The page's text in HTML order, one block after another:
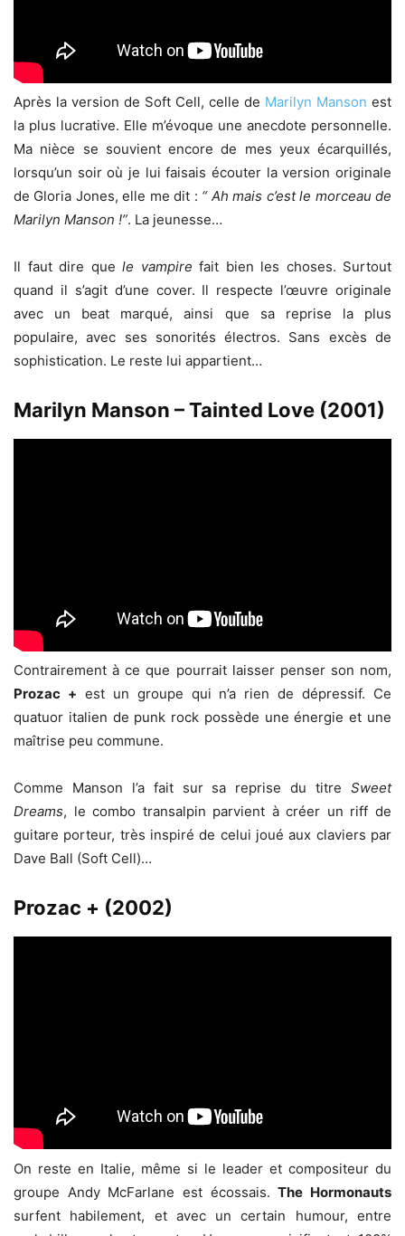
Après la version de Soft Cell, celle de Marilyn Manson est
la plus lucrative. Elle m’évoque une anecdote personnelle.
Ma nièce se souvient encore de mes yeux écarquillés,
lorsqu’un soir où je lui faisais écouter la version originale
de Gloria Jones, elle me dit : “ Ah mais c’est le morceau de
Marilyn Manson !”. La jeunesse…
Il faut dire que le vampire fait bien les choses. Surtout
quand il s’agit d’une cover. Il respecte l’œuvre originale
avec un beat marqué, ainsi que sa reprise la plus
populaire, avec ses sonorités électros. Sans excès de
sophistication. Le reste lui appartient…
Marilyn Manson – Tainted Love (2001)
Contrairement à ce que pourrait laisser penser son nom,
Prozac + est un groupe qui n’a rien de dépressif. Ce
quatuor italien de punk rock possède une énergie et une
maîtrise peu commune.
Comme Manson l’a fait sur sa reprise du titre Sweet
Dreams, le combo transalpin parvient à créer un riff de
guitare porteur, très inspiré de celui joué aux claviers par
Dave Ball (Soft Cell)…
Prozac + (2002)
On reste en Italie, même si le leader et compositeur du
groupe Andy McFarlane est écossais.The Hormonauts
surfent habilement, et avec un certain humour, entre